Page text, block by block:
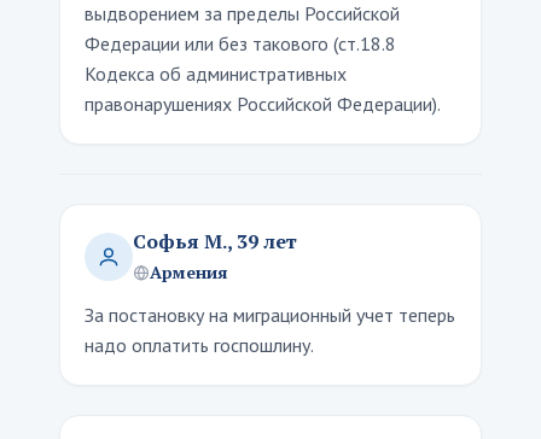
выдворением за пределы Российской
Федерации или без такового (ст.18.8
Кодекса об административных
правонарушениях Российской Федерации).
Софья М., 39 лет
Армения
За постановку на миграционный учет теперь
надо оплатить госпошлину.